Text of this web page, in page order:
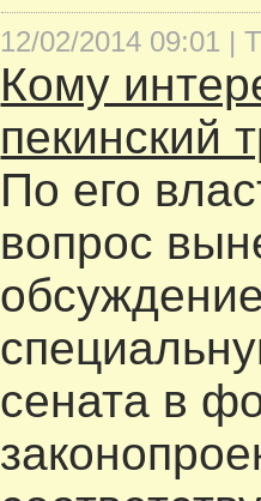
12/02/2014 09:01 |
Кому
пекинский
По его
вопрос
сената в